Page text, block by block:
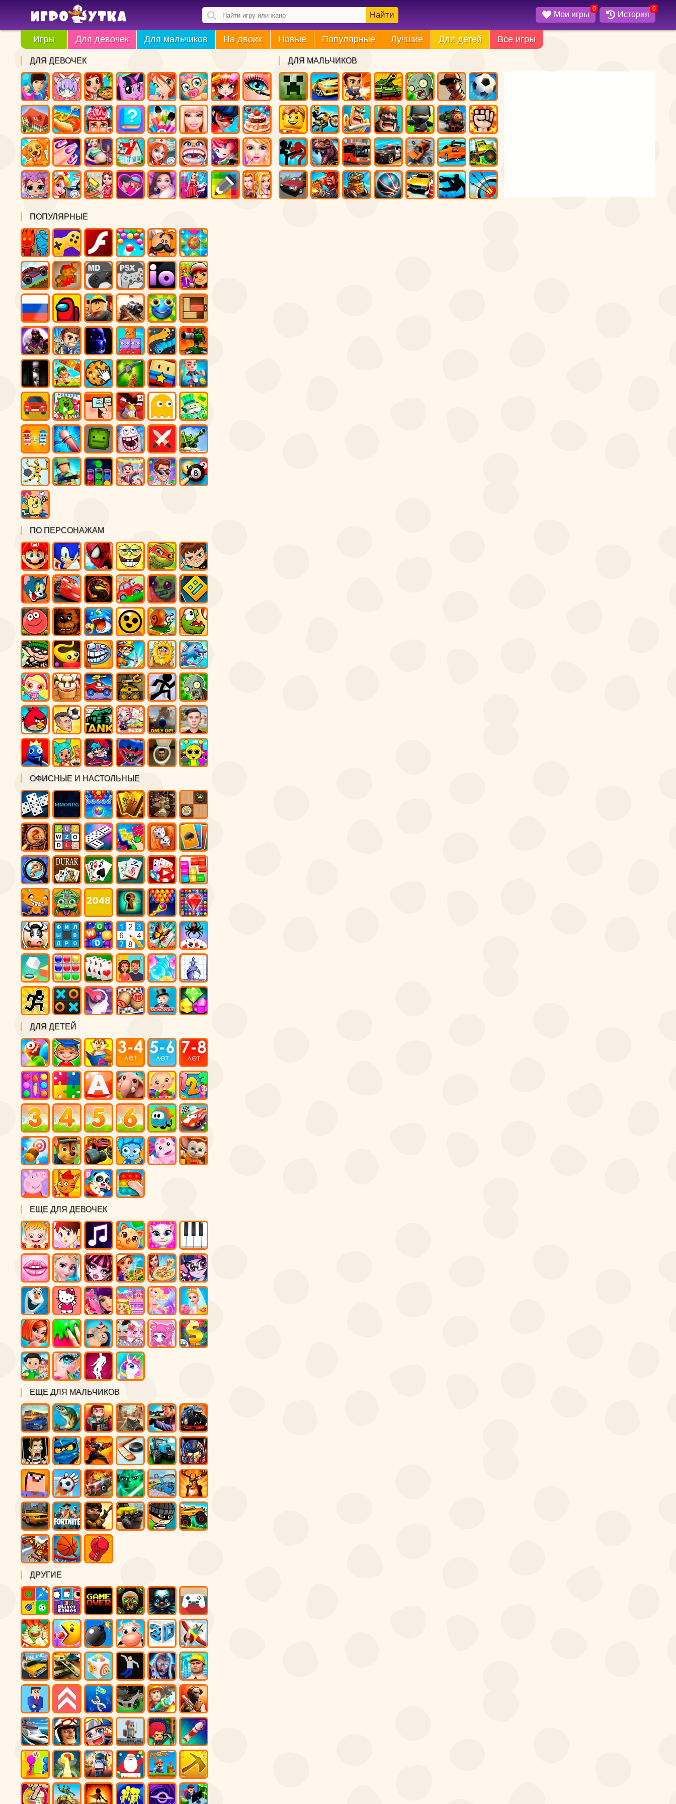
Найти Мои игры
0
История
0
Игры Для девочек Для мальчиков На двоих Новые Популярные Лучшие Для детей Все игры
ДЛЯ МАЛЬЧИКОВ
ДЛЯ ДЕВОЧЕК
ПОПУЛЯРНЫЕ
ПО ПЕРСОНАЖАМ
ОФИСНЫЕ И НАСТОЛЬНЫЕ
ДЛЯ ДЕТЕЙ
ЕЩЕ ДЛЯ ДЕВОЧЕК
ЕЩЕ ДЛЯ МАЛЬЧИКОВ
ДРУГИЕ